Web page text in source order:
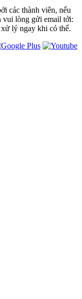
các thành viên, nếu
vui lòng gửi email tới:
lý ngay khi có thể.